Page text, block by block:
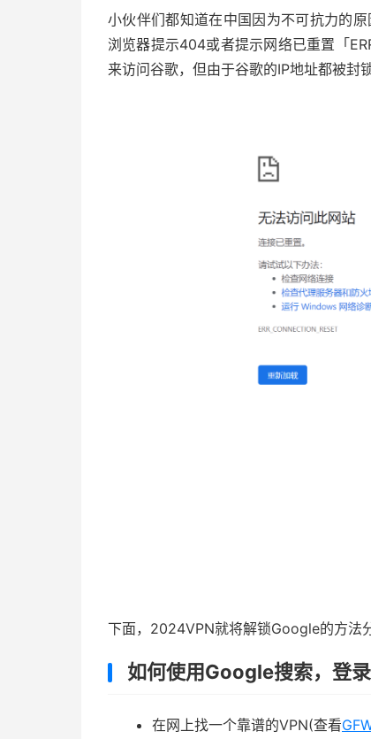
小伙伴们都知道在中国因为不可抗力的
浏览器提示404或者提示网络已重置「
来访问谷歌，但由于谷歌的IP地址都被封
下面，2024VPN就将解锁Google的方法
如何使用Google搜索，登
在网上找一个靠谱的VPN(查看